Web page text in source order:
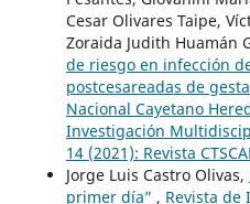
Cesar Olivares Taipe,
Zoraida Judith Huamán
de riesgo en infección
postcesareadas de
Nacional Cayetano
Investigación
14 (2021): Revista
Jorge Luis Castro Olivas,
primer día” , Revista de